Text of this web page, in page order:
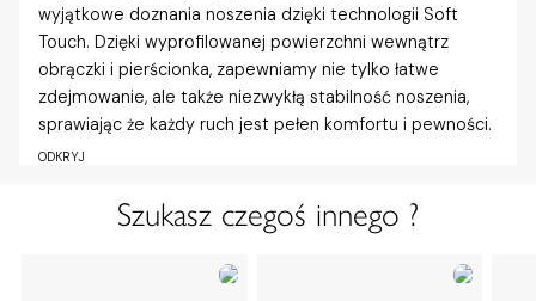
wyjątkowe doznania noszenia dzięki technologii Soft
Touch. Dzięki wyprofilowanej powierzchni wewnątrz
obrączki i pierścionka, zapewniamy nie tylko łatwe
zdejmowanie, ale także niezwykłą stabilność noszenia,
sprawiając że każdy ruch jest pełen komfortu i pewności.
ODKRYJ
Szukasz czegoś innego ?